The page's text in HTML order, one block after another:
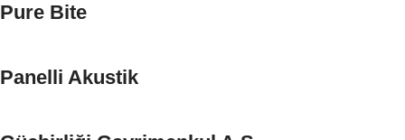
Pure Bite
Panelli Akustik